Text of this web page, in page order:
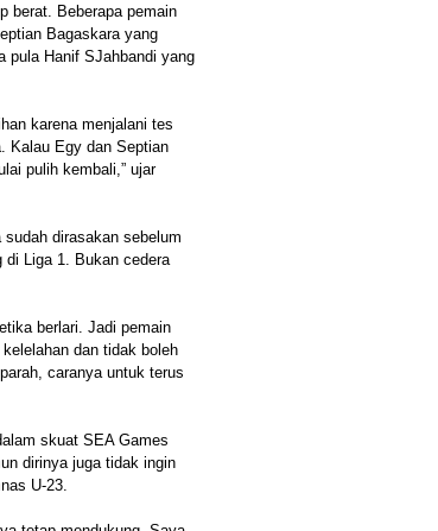
berat. Beberapa pemain
Bagaskara yang
pula Hanif SJahbandi yang
karena menjalani tes
Kalau Egy dan Septian
pulih kembali,” ujar
dirasakan sebelum
di Liga 1. Bukan cedera
berlari. Jadi pemain
dan tidak boleh
caranya untuk terus
skuat SEA Games
dirinya juga tidak ingin
U-23.